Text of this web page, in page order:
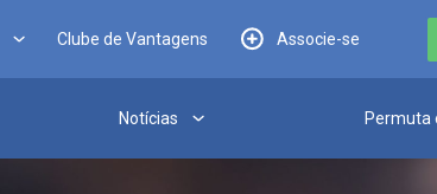
Clube de Vantagens Associe-se
Notícias Permuta